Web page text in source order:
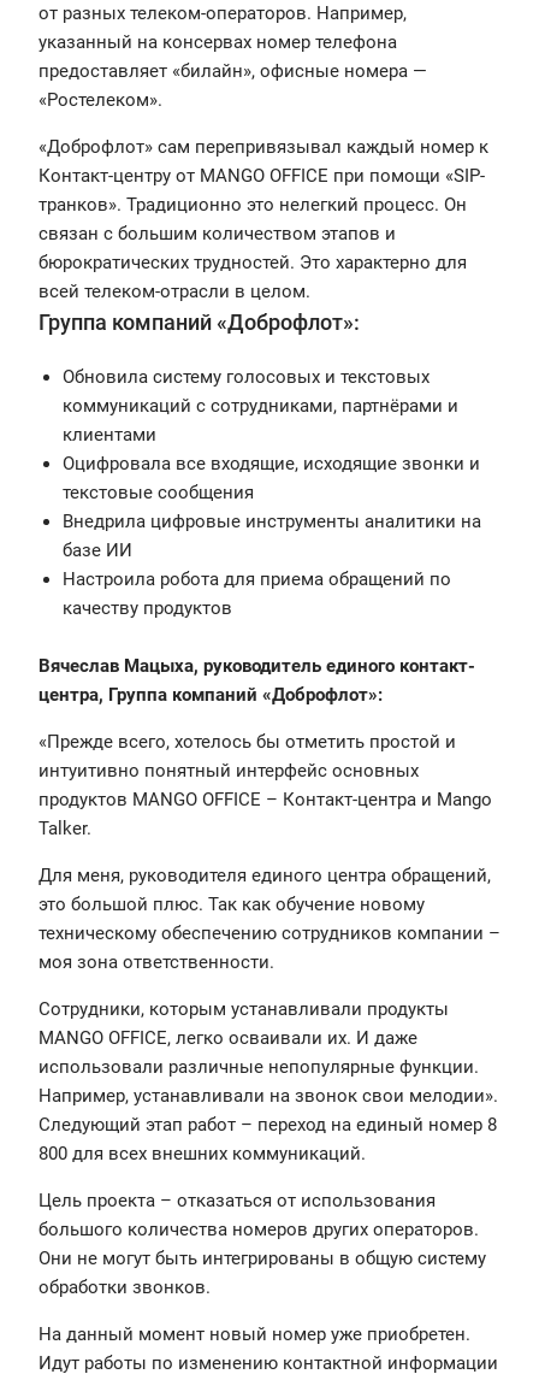
от разных телеком-операторов. Например,
указанный на консервах номер телефона
предоставляет «билайн», офисные номера —
«Ростелеком».
«Доброфлот» сам перепривязывал каждый номер к
Контакт-центру от MANGO OFFICE при помощи «SIP-
транков». Традиционно это нелегкий процесс. Он
связан с большим количеством этапов и
бюрократических трудностей. Это характерно для
всей телеком-отрасли в целом.
Группа компаний «Доброфлот»:
Обновила систему голосовых и текстовых
коммуникаций с сотрудниками, партнёрами и
клиентами
Оцифровала все входящие, исходящие звонки и
текстовые сообщения
Внедрила цифровые инструменты аналитики на
базе ИИ
Настроила робота для приема обращений по
качеству продуктов
Вячеслав Мацыха, руководитель единого контакт-
центра, Группа компаний «Доброфлот»:
«Прежде всего, хотелось бы отметить простой и
интуитивно понятный интерфейс основных
продуктов MANGO OFFICE – Контакт-центра и Mango
Talker.
Для меня, руководителя единого центра обращений,
это большой плюс. Так как обучение новому
техническому обеспечению сотрудников компании –
моя зона ответственности.
Сотрудники, которым устанавливали продукты
MANGO OFFICE, легко осваивали их. И даже
использовали различные непопулярные функции.
Например, устанавливали на звонок свои мелодии».
Следующий этап работ – переход на единый номер 8
800 для всех внешних коммуникаций.
Цель проекта – отказаться от использования
большого количества номеров других операторов.
Они не могут быть интегрированы в общую систему
обработки звонков.
На данный момент новый номер уже приобретен.
Идут работы по изменению контактной информации